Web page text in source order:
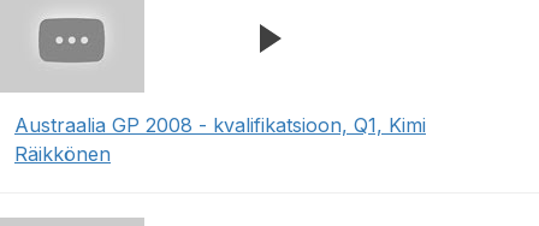
Austraalia GP 2008 - kvalifikatsioon, Q1, Kimi
Räikkönen